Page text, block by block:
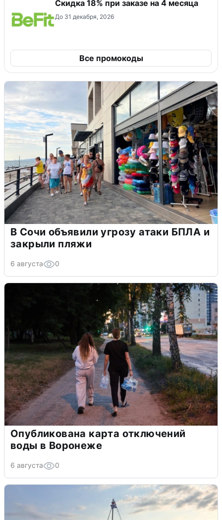
Скидка 18% при заказе на 4 месяца
До 31 декабря, 2026
Все промокоды
В Сочи объявили угрозу атаки БПЛА и
закрыли пляжи
6 августа 0
Опубликована карта отключений
воды в Воронеже
6 августа 0